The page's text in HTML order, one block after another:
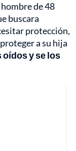
de 48
buscara
protección,
a su hija
oídos y se los